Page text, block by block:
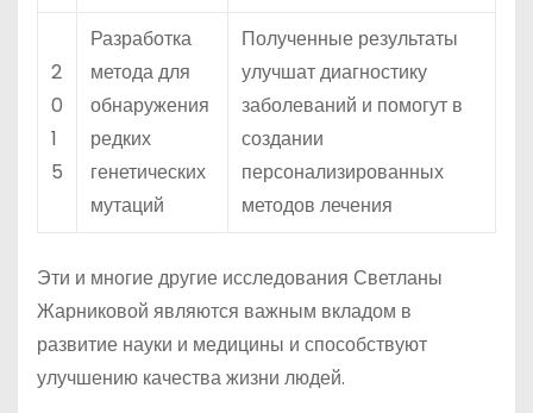
2
0
1
5
Разработка
метода для
обнаружения
редких
генетических
мутаций
Полученные результаты
улучшат диагностику
заболеваний и помогут в
создании
персонализированных
методов лечения
Эти и многие другие исследования Светланы
Жарниковой являются важным вкладом в
развитие науки и медицины и способствуют
улучшению качества жизни людей.